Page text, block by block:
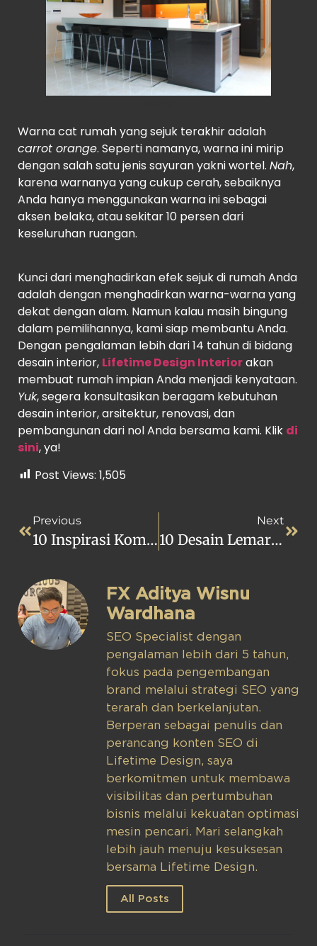
Warna cat rumah yang sejuk terakhir adalah
carrot orange. Seperti namanya, warna ini mirip
dengan salah satu jenis sayuran yakni wortel. Nah,
karena warnanya yang cukup cerah, sebaiknya
Anda hanya menggunakan warna ini sebagai
aksen belaka, atau sekitar 10 persen dari
keseluruhan ruangan.
Kunci dari menghadirkan efek sejuk di rumah Anda
adalah dengan menghadirkan warna-warna yang
dekat dengan alam. Namun kalau masih bingung
dalam pemilihannya, kami siap membantu Anda.
Dengan pengalaman lebih dari 14 tahun di bidang
desain interior, Lifetime Design Interiorakan
membuat rumah impian Anda menjadi kenyataan.
Yuk, segera konsultasikan beragam kebutuhan
desain interior, arsitektur, renovasi, dan
pembangunan dari nol Anda bersama kami. Klik di
sini, ya!
Post Views: 1,505
Previous
10 Inspirasi Kombinasi Cat Warna Pink Dan Biru Muda
Next
10 Desain Lemari Bawah Tangga, Ruangan Makin Rapi
FX Aditya Wisnu
Wardhana
SEO Specialist dengan
pengalaman lebih dari 5 tahun,
fokus pada pengembangan
brand melalui strategi SEO yang
terarah dan berkelanjutan.
Berperan sebagai penulis dan
perancang konten SEO di
Lifetime Design, saya
berkomitmen untuk membawa
visibilitas dan pertumbuhan
bisnis melalui kekuatan optimasi
mesin pencari. Mari selangkah
lebih jauh menuju kesuksesan
bersama Lifetime Design.
All Posts